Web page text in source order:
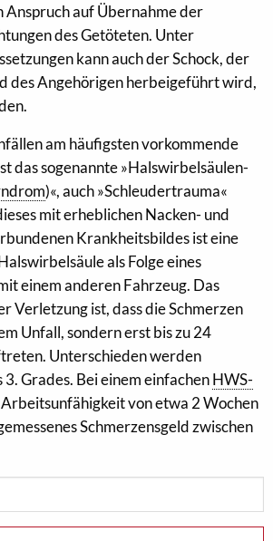
Anspruch auf Übernahme der
des Getöteten. Unter
kann auch der Schock, der
des Angehörigen herbeigeführt wird,
am häufigsten vorkommende
das sogenannte »Halswirbelsäulen-
)«, auch »Schleudertrauma«
mit erheblichen Nacken- und
Krankheitsbildes ist eine
als Folge eines
einem anderen Fahrzeug. Das
Verletzung ist, dass die Schmerzen
Unfall, sondern erst bis zu 24
Unterschieden werden
Grades. Bei einem einfachenHWS-
von etwa 2 Wochen
Schmerzensgeld zwischen